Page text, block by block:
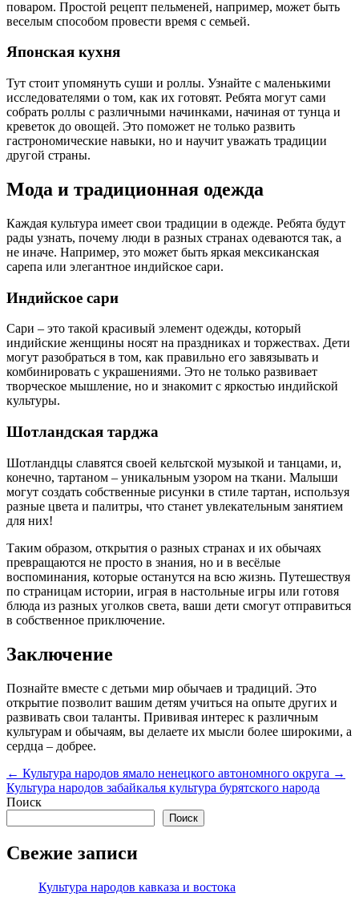
поваром. Простой рецепт пельменей, например, может быть
веселым способом провести время с семьей.
Японская кухня
Тут стоит упомянуть суши и роллы. Узнайте с маленькими
исследователями о том, как их готовят. Ребята могут сами
собрать роллы с различными начинками, начиная от тунца и
креветок до овощей. Это поможет не только развить
гастрономические навыки, но и научит уважать традиции
другой страны.
Мода и традиционная одежда
Каждая культура имеет свои традиции в одежде. Ребята будут
рады узнать, почему люди в разных странах одеваются так, а
не иначе. Например, это может быть яркая мексиканская
сарепа или элегантное индийское сари.
Индийское сари
Сари – это такой красивый элемент одежды, который
индийские женщины носят на праздниках и торжествах. Дети
могут разобраться в том, как правильно его завязывать и
комбинировать с украшениями. Это не только развивает
творческое мышление, но и знакомит с яркостью индийской
культуры.
Шотландская тарджа
Шотландцы славятся своей кельтской музыкой и танцами, и,
конечно, тартаном – уникальным узором на ткани. Малыши
могут создать собственные рисунки в стиле тартан, используя
разные цвета и палитры, что станет увлекательным занятием
для них!
Таким образом, открытия о разных странах и их обычаях
превращаются не просто в знания, но и в весёлые
воспоминания, которые останутся на всю жизнь. Путешествуя
по страницам истории, играя в настольные игры или готовя
блюда из разных уголков света, ваши дети смогут отправиться
в собственное приключение.
Заключение
Познайте вместе с детьми мир обычаев и традиций. Это
открытие позволит вашим детям учиться на опыте других и
развивать свои таланты. Прививая интерес к различным
культурам и обычаям, вы делаете их мысли более широкими, а
сердца – добрее.
← Культура народов ямало ненецкого автономного округа →
Культура народов забайкалья культура бурятского народа
Поиск
Поиск
Свежие записи
Культура народов кавказа и востока